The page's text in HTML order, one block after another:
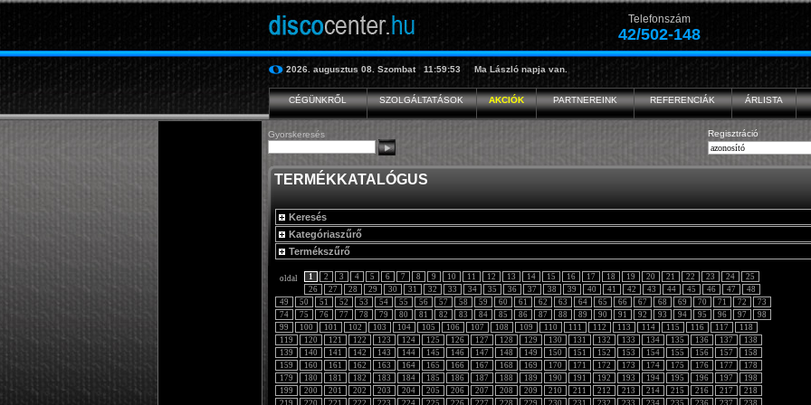
Telefonszám
42/502-148
2026. augusztus 08. Szombat11:59:54Ma László napja van.
CÉGÜNKRŐL SZOLGÁLTATÁSOK AKCIÓK PARTNEREINK REFERENCIÁK ÁRLISTA
Gyorskeresés Regisztráció
TERMÉKKATALÓGUS
Keresés
Kategóriaszűrő
Termékszűrő
oldal 1 2 3 4 5 6 7 8 9 10 11 12 13 14 15 16 17 18 19 20 21 22 23 24
25
26
27 28 29 30 31 32 33 34 35 36 37 38 39 40 41 42 43 44 45 46 47
48
49
50 51 52 53 54 55 56 57 58 59 60 61 62 63 64 65 66 67 68 69 70 71 72
73
74
75 76 77 78 79 80 81 82 83 84 85 86 87 88 89 90 91 92 93 94 95 96 97
98
99
100 101 102 103 104 105 106 107 108 109 110 111 112 113 114 115 116 117
118
119
120 121 122 123 124 125 126 127 128 129 130 131 132 133 134 135 136 137
138
139
140 141 142 143 144 145 146 147 148 149 150 151 152 153 154 155 156 157
158
159
160 161 162 163 164 165 166 167 168 169 170 171 172 173 174 175 176 177
178
179
180 181 182 183 184 185 186 187 188 189 190 191 192 193 194 195 196 197
198
199
200 201 202 203 204 205 206 207 208 209 210 211 212 213 214 215 216 217
218
219
220 221 222 223 224 225 226 227 228 229 230 231 232 233 234 235 236 237
238